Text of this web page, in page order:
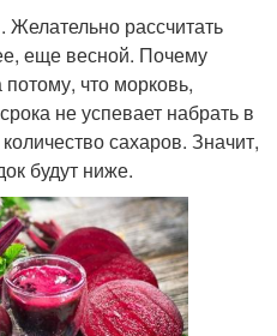
рассчитать
еще весной. Почему
что морковь,
не успевает набрать в
сахаров. Значит,
будут ниже.